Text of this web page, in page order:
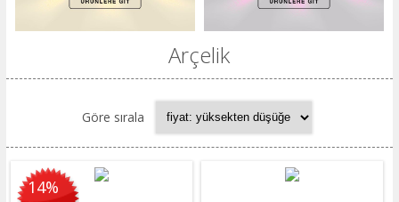
Arçelik
Göre sırala
14%